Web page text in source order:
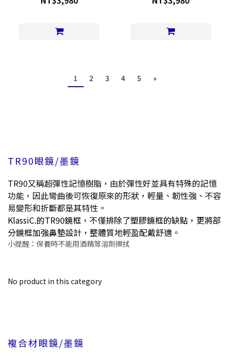
1 2 3 4 5 »
TR90眼鏡/墨鏡
TR90又稱超彈性記憶樹脂，由於彈性好並具有特殊的記憶
功能，因此彎曲後可恢復原來的形狀，輕量、韌性強、不容
易變形和折斷都是其特性。
KlassiC.的TR90鏡框， 不僅排除了塑膠鏡框的缺點，更將部
分鏡框加強鼻墊設計，整體質地輕盈配戴舒適。
小提醒：保養時不能用酒精等溶劑擦拭
No product in this category
複合材眼鏡/墨鏡